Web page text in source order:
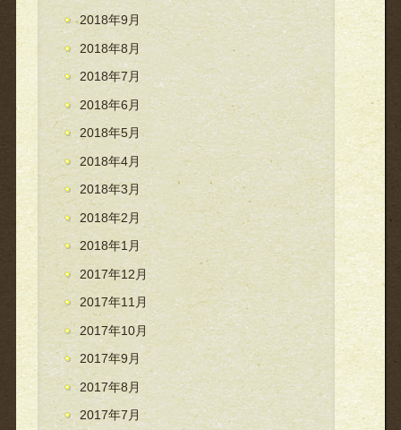
2018年9月
2018年8月
2018年7月
2018年6月
2018年5月
2018年4月
2018年3月
2018年2月
2018年1月
2017年12月
2017年11月
2017年10月
2017年9月
2017年8月
2017年7月